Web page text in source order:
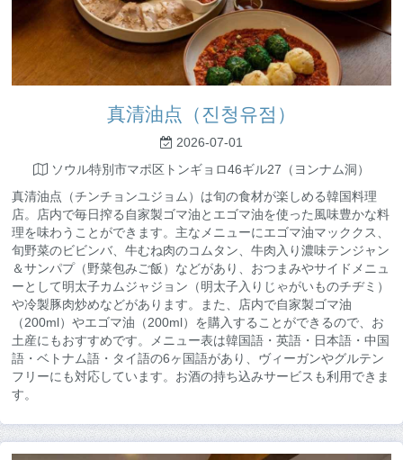
真清油点（진청유점）
2026-07-01
ソウル特別市マポ区トンギョロ46ギル27（ヨンナム洞）
真清油点（チンチョンユジョム）は旬の食材が楽しめる韓国料理
店。店内で毎日搾る自家製ゴマ油とエゴマ油を使った風味豊かな料
理を味わうことができます。主なメニューにエゴマ油マッククス、
旬野菜のビビンバ、牛むね肉のコムタン、牛肉入り濃味テンジャン
＆サンパプ（野菜包みご飯）などがあり、おつまみやサイドメニュ
ーとして明太子カムジャジョン（明太子入りじゃがいものチヂミ）
や冷製豚肉炒めなどがあります。また、店内で自家製ゴマ油
（200ml）やエゴマ油（200ml）を購入することができるので、お
土産にもおすすめです。メニュー表は韓国語・英語・日本語・中国
語・ベトナム語・タイ語の6ヶ国語があり、ヴィーガンやグルテン
フリーにも対応しています。お酒の持ち込みサービスも利用できま
す。